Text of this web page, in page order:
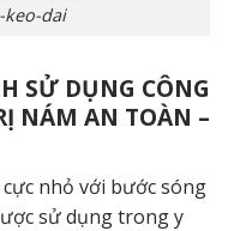
keo-dai
SỬ DỤNG CÔNG
NÁM AN TOÀN –
nhỏ với bước sóng
sử dụng trong y